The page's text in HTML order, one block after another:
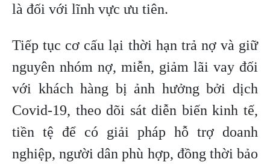
là đối với lĩnh vực ưu tiên.
Tiếp tục cơ cấu lại thời hạn trả nợ và giữ
nguyên nhóm nợ, miễn, giảm lãi vay đối
với khách hàng bị ảnh hưởng bởi dịch
Covid-19, theo dõi sát diễn biến kinh tế,
tiền tệ để có giải pháp hỗ trợ doanh
nghiệp, người dân phù hợp, đồng thời bảo